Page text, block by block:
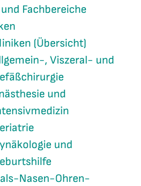
Fachbereiche
(Übersicht)
, Viszeral- und
und
und
Nasen-Ohren-